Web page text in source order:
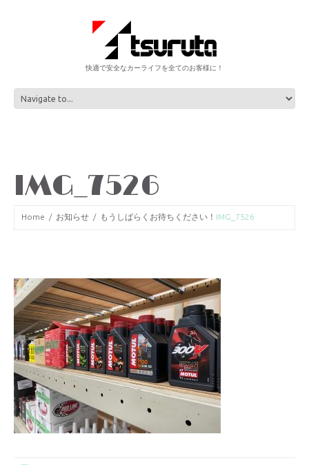
快適で安全なカーライフを全てのお客様に！
IMG_7526
Home お知らせ もうしばらくお待ちください！ IMG_7526